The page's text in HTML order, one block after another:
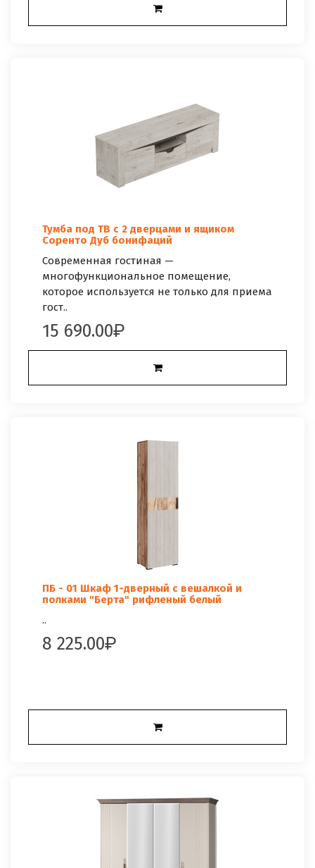
Тумба под ТВ с 2 дверцами и ящиком
Соренто Дуб бонифаций
Современная гостиная —
многофункциональное помещение,
которое используется не только для приема
гост..
15 690.00
ПБ - 01 Шкаф 1-дверный с вешалкой и
полками "Берта" рифленый белый
..
8 225.00